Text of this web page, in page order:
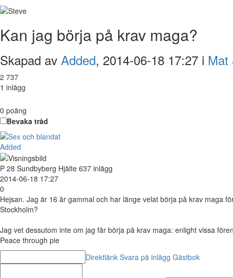
Kan jag börja på krav maga?
Skapad av Added, 2014-06-18 17:27 i Mat
2 737
1 inlägg
0 poäng
Bevaka tråd
Added
P 28 Sundbyberg Hjälte 637 inlägg
2014-06-18 17:27
0
Hejsan. Jag är 16 år gammal och har länge velat börja på krav maga
Stockholm?
Jag vet dessutom inte om jag får börja på krav maga: enlight vissa
Peace through pie
Direktlänk Svara på inlägg Gästbok